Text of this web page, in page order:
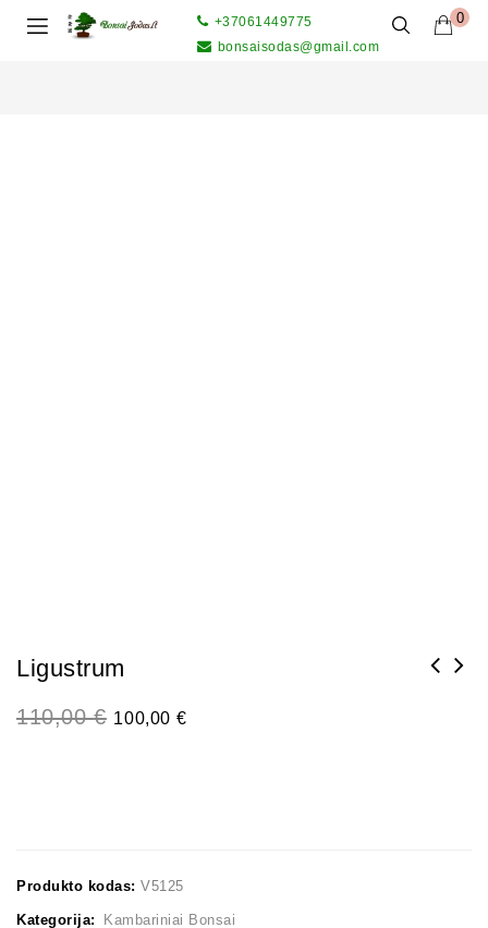
0
+37061449775
bonsaisodas@gmail.com
Ligustrum
110,00€ 100,00 €
Produkto kodas: V5125
Kategorija: Kambariniai Bonsai